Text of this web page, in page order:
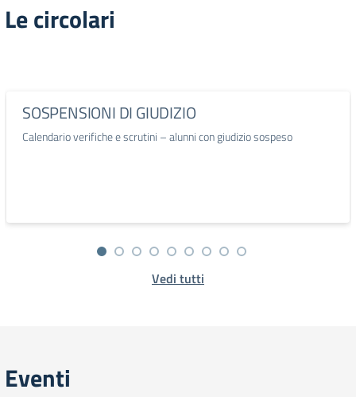
Le circolari
SOSPENSIONI DI GIUDIZIO
Calendario verifiche e scrutini – alunni con giudizio sospeso
Vedi tutti
Eventi